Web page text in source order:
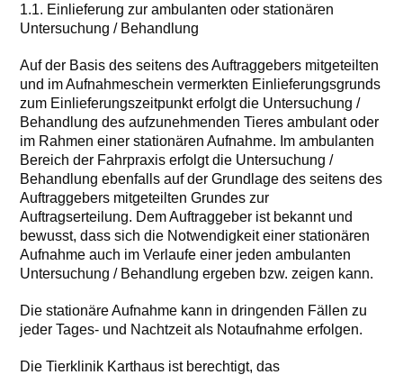
1.1. Einlieferung zur ambulanten oder stationären
Untersuchung / Behandlung
Auf der Basis des seitens des Auftraggebers mitgeteilten
und im Aufnahmeschein vermerkten Einlieferungsgrunds
zum Einlieferungszeitpunkt erfolgt die Untersuchung /
Behandlung des aufzunehmenden Tieres ambulant oder
im Rahmen einer stationären Aufnahme. Im ambulanten
Bereich der Fahrpraxis erfolgt die Untersuchung /
Behandlung ebenfalls auf der Grundlage des seitens des
Auftraggebers mitgeteilten Grundes zur
Auftragserteilung. Dem Auftraggeber ist bekannt und
bewusst, dass sich die Notwendigkeit einer stationären
Aufnahme auch im Verlaufe einer jeden ambulanten
Untersuchung / Behandlung ergeben bzw. zeigen kann.
Die stationäre Aufnahme kann in dringenden Fällen zu
jeder Tages- und Nachtzeit als Notaufnahme erfolgen.
Die Tierklinik Karthaus ist berechtigt, das